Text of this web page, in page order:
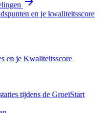
en je kwaliteitsscore
en je Kwaliteitsscore
tijdens de GroeiStart